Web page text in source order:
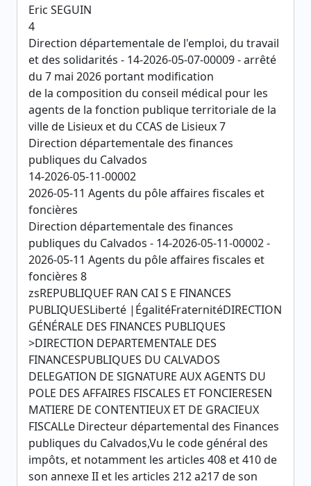
Eric SEGUIN
4
Direction départementale de l'emploi, du travail
et des solidarités - 14-2026-05-07-00009 - arrêté
du 7 mai 2026 portant modification
de la composition du conseil médical pour les
agents de la fonction publique territoriale de la
ville de Lisieux et du CCAS de Lisieux 7
Direction départementale des finances
publiques du Calvados
14-2026-05-11-00002
2026-05-11 Agents du pôle affaires fiscales et
foncières
Direction départementale des finances
publiques du Calvados - 14-2026-05-11-00002 -
2026-05-11 Agents du pôle affaires fiscales et
foncières 8
zsREPUBLIQUEF RAN CAI S E FINANCES
PUBLIQUESLiberté |ÉgalitéFraternitéDIRECTION
GÉNÉRALE DES FINANCES PUBLIQUES
>DIRECTION DEPARTEMENTALE DES
FINANCESPUBLIQUES DU CALVADOS
DELEGATION DE SIGNATURE AUX AGENTS DU
POLE DES AFFAIRES FISCALES ET FONCIERESEN
MATIERE DE CONTENTIEUX ET DE GRACIEUX
FISCALLe Directeur départemental des Finances
publiques du Calvados,Vu le code général des
impôts, et notamment les articles 408 et 410 de
son annexe II et les articles 212 a217 de son